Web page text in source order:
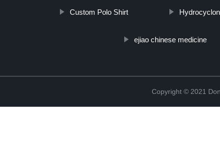
Custom Polo Shirt
ejiao chinese medicine
Copyright © 2021